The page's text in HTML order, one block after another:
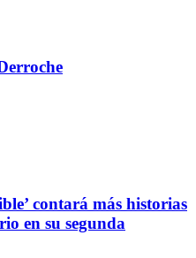
contará más historias
en su segunda